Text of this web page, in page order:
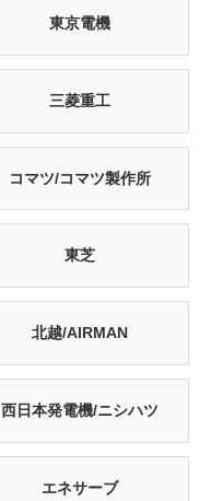
東京電機
三菱重工
コマツ/コマツ製作所
東芝
北越/AIRMAN
西日本発電機/ニシハツ
エネサーブ